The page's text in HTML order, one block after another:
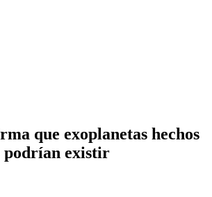
que exoplanetas hechos
podrían existir